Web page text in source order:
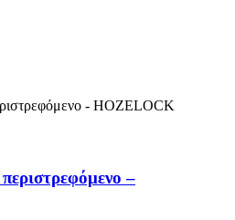
- HOZELOCK
–